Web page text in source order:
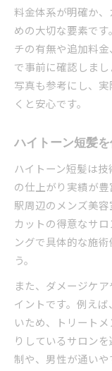
料金体系が明確か
めの大切な要素で
チの有無や追加料
で事前に確認しまし
写真も参考にし、
くと安心です。
ハイトーン短髪
ハイトーン短髪は
の仕上がり実績が
駅周辺のメンズ美
カットの得意なサ
ングで具体的な施
う。
また、ダメージケ
イントです。例え
いため、トリート
りしているサロン
制や、男性が通いや